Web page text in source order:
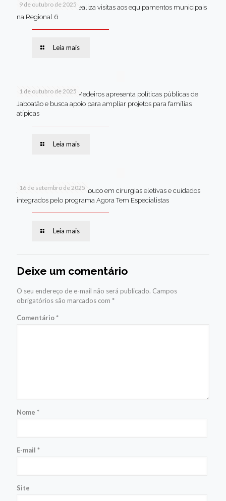
9 de outubro de 2025
Van dos secretários realiza visitas aos equipamentos municipais
na Regional 6
Leia mais
1 de outubro de 2025
Em Brasília, Andréa Medeiros apresenta políticas públicas de
Jaboatão e busca apoio para ampliar projetos para famílias
atípicas
Leia mais
16 de setembro de 2025
Jaboatão lidera Pernambuco em cirurgias eletivas e cuidados
integrados pelo programa Agora Tem Especialistas
Leia mais
Deixe um comentário
O seu endereço de e-mail não será publicado. Campos
obrigatórios são marcados com *
Comentário*
Nome *
E-mail *
Site